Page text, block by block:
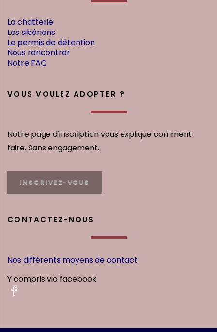
La chatterie
Les sibériens
Le permis de détention
Nous rencontrer
Notre FAQ
VOUS VOULEZ ADOPTER ?
Notre page d'inscription vous explique comment
faire. Sans engagement.
INSCRIVEZ-VOUS
CONTACTEZ-NOUS
Nos différents moyens de contact
Y compris via facebook